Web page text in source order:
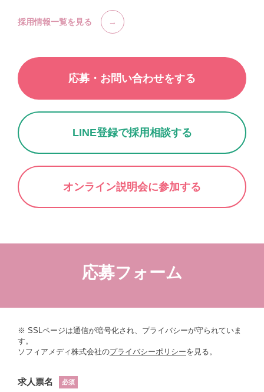
応募・お問い合わせをする
LINE登録で採用相談する
オンライン説明会に参加する
採用情報一覧を見る
応募フォーム
※ SSLページは通信が暗号化され、プライバシーが守られていま
す。
ソフィアメディ株式会社のプライバシーポリシーを見る。
求人票名 必須